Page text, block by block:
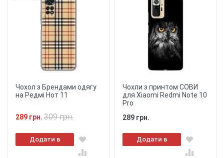
Чохол з Брендами одягу
на Редмі Нот 11
289 грн. 309 грн.
Додати в
кошик
Чохли з принтом СОВИ
для Xiaomi Redmi Note 10
Pro
289 грн.
Додати в
кошик